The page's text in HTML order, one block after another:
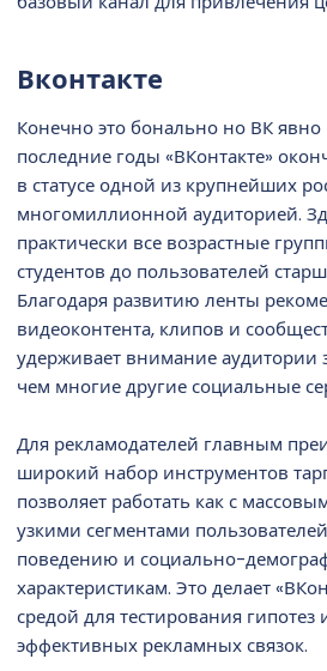
Вконтакте​
Конечно это бонально но ВК явно
последние годы «ВКонтакте»
в статусе одной из крупнейших
многомиллионной аудиторией.
практически все возрастные
студентов до пользователей
Благодаря развитию ленты
видеоконтента, клипов и
удерживает внимание аудитории
чем многие другие социальные
Для рекламодателей главным
широкий набор инструментов
позволяет работать как с
узкими сегментами
поведению и социально-
характеристикам. Это делает
средой для тестирования гипотез
эффективных рекламных связок.